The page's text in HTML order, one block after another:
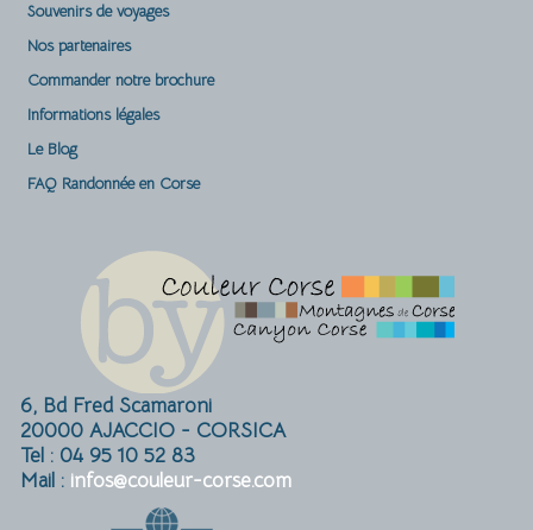
Souvenirs de voyages
Nos partenaires
Commander notre brochure
Informations légales
Le Blog
FAQ Randonnée en Corse
6, Bd Fred Scamaroni
20000 AJACCIO - CORSICA
Tel : 04 95 10 52 83
Mail : infos@couleur-corse.com